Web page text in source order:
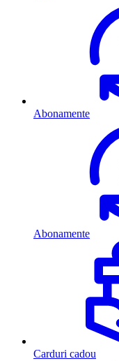
Abonamente
Abonamente
Carduri cadou